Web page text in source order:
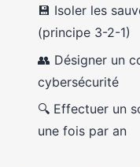
💾 Isoler les
(principe 3-2-1)
👥 Désigner un
cybersécurité
🔍 Effectuer un
une fois par an